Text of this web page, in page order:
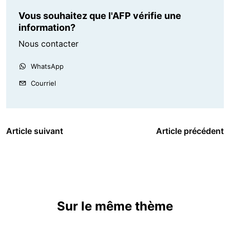
Vous souhaitez que l'AFP vérifie une
information?
Nous contacter
WhatsApp
Courriel
Article suivant Article précédent
Sur le même thème